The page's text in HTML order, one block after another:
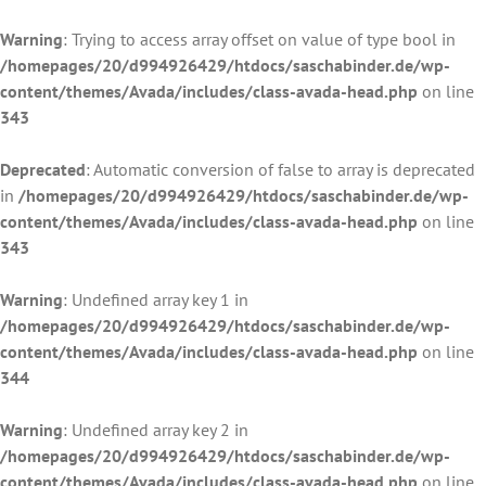
Warning: Trying to access array offset on value of type bool in
/homepages/20/d994926429/htdocs/saschabinder.de/wp-
content/themes/Avada/includes/class-avada-head.php on line
343
Deprecated: Automatic conversion of false to array is deprecated
in /homepages/20/d994926429/htdocs/saschabinder.de/wp-
content/themes/Avada/includes/class-avada-head.php on line
343
Warning: Undefined array key 1 in
/homepages/20/d994926429/htdocs/saschabinder.de/wp-
content/themes/Avada/includes/class-avada-head.php on line
344
Warning: Undefined array key 2 in
/homepages/20/d994926429/htdocs/saschabinder.de/wp-
content/themes/Avada/includes/class-avada-head.php on line